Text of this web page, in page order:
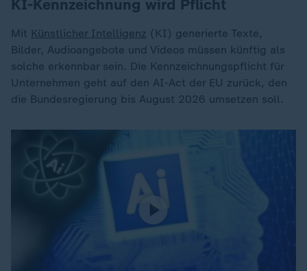
KI-Kennzeichnung wird Pflicht
Mit Künstlicher Intelligenz (KI) generierte Texte,
Bilder, Audioangebote und Videos müssen künftig als
solche erkennbar sein. Die Kennzeichnungspflicht für
Unternehmen geht auf den AI-Act der EU zurück, den
die Bundesregierung bis August 2026 umsetzen soll.